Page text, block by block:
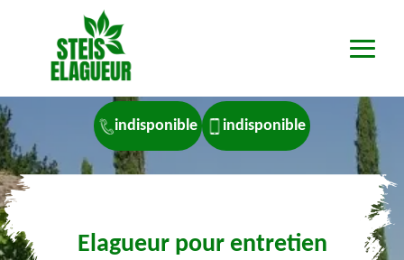
indisponible indisponible
Elagueur pour entretien